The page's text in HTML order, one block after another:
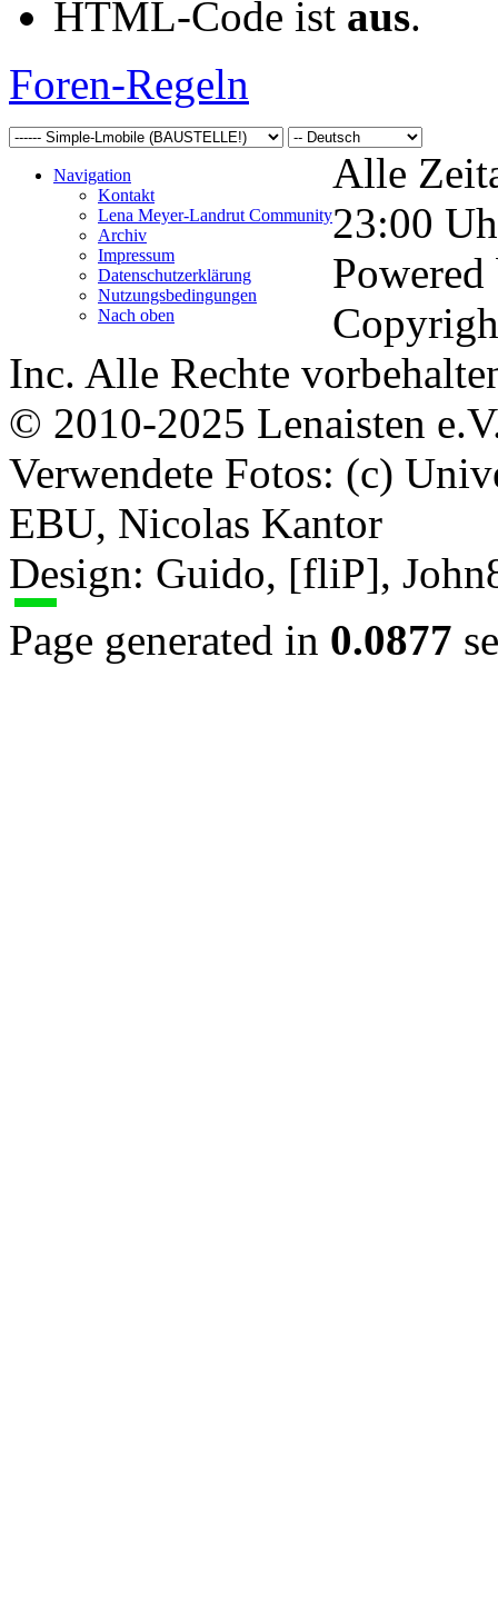
HTML-Code ist aus.
Foren-Regeln
Navigation
Kontakt
Lena Meyer-Landrut Community
Archiv
Impressum
Datenschutzerklärung
Nutzungsbedingungen
Nach oben
Alle
23:00
Inc. Alle Rechte
© 2010-2025 Lenaisten
Verwendete Fotos: (c)
EBU, Nicolas Kantor
Design: Guido, [fliP],
Page generated in 0.0877